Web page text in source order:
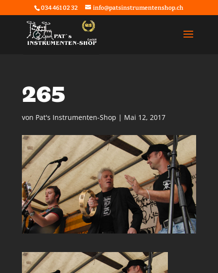
034 461 02 32 info@patsinstrumentenshop.ch
265
von Pat's Instrumenten-Shop | Mai 12, 2017